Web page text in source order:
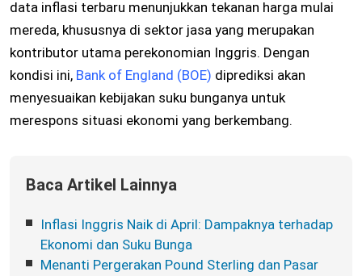
data inflasi terbaru menunjukkan tekanan harga mulai
mereda, khususnya di sektor jasa yang merupakan
kontributor utama perekonomian Inggris. Dengan
kondisi ini, Bank of England (BOE) diprediksi akan
menyesuaikan kebijakan suku bunganya untuk
merespons situasi ekonomi yang berkembang.
Baca Artikel Lainnya
Inflasi Inggris Naik di April: Dampaknya terhadap
Ekonomi dan Suku Bunga
Menanti Pergerakan Pound Sterling dan Pasar